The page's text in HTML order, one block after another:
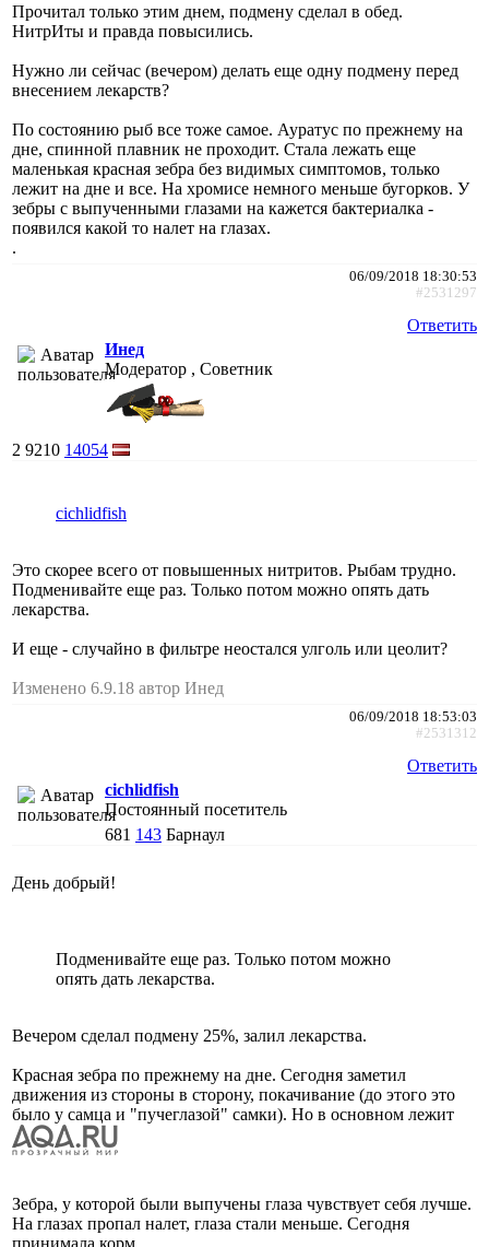
Прочитал только этим днем, подмену сделал в обед.
НитрИты и правда повысились.
Нужно ли сейчас (вечером) делать еще одну подмену перед
внесением лекарств?
По состоянию рыб все тоже самое. Ауратус по прежнему на
дне, спинной плавник не проходит. Стала лежать еще
маленькая красная зебра без видимых симптомов, только
лежит на дне и все. На хромисе немного меньше бугорков. У
зебры с выпученными глазами на кажется бактериалка -
появился какой то налет на глазах.
.
06/09/2018 18:30:53
#2531297
Ответить
Инед
Модератор , Советник
2 9210 14054
cichlidfish
Это скорее всего от повышенных нитритов. Рыбам трудно.
Подменивайте еще раз. Только потом можно опять дать
лекарства.
И еще - случайно в фильтре неостался улголь или цеолит?
Изменено 6.9.18 автор Инед
06/09/2018 18:53:03
#2531312
Ответить
cichlidfish
Постоянный посетитель
681 143 Барнаул
День добрый!
Подменивайте еще раз. Только потом можно
опять дать лекарства.
Вечером сделал подмену 25%, залил лекарства.
Красная зебра по прежнему на дне. Сегодня заметил
движения из стороны в сторону, покачивание (до этого это
было у самца и "пучеглазой" самки). Но в основном лежит
Зебра, у которой были выпучены глаза чувствует себя лучше.
На глазах пропал налет, глаза стали меньше. Сегодня
принимала корм.